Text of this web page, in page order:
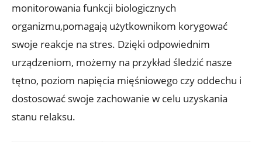
monitorowania funkcji biologicznych
organizmu,pomagają użytkownikom korygować
swoje reakcje na stres. Dzięki odpowiednim
urządzeniom, możemy na przykład śledzić nasze
tętno, poziom napięcia mięśniowego czy oddechu i
dostosować swoje zachowanie w celu uzyskania
stanu relaksu.